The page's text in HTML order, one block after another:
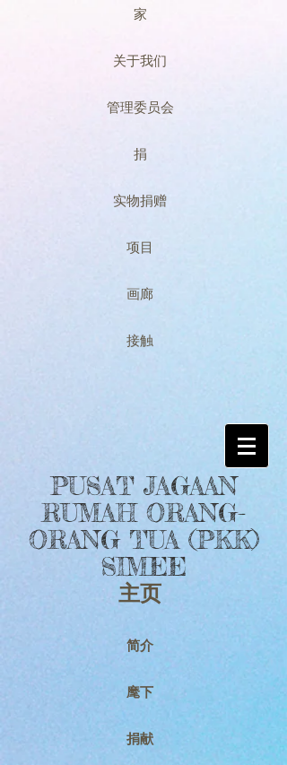
家
关于我们
管理委员会
捐
实物捐赠
项目
画廊
接触
PUSAT JAGAAN
RUMAH ORANG-
ORANG TUA (PKK)
SIMEE
主页
简介
麾下
捐献